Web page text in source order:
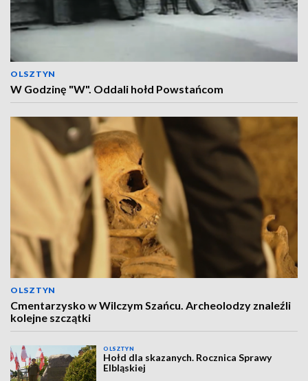
OLSZTYN
W Godzinę "W". Oddali hołd Powstańcom
OLSZTYN
Cmentarzysko w Wilczym Szańcu. Archeolodzy znaleźli
kolejne szczątki
OLSZTYN
Hołd dla skazanych. Rocznica Sprawy
Elbląskiej